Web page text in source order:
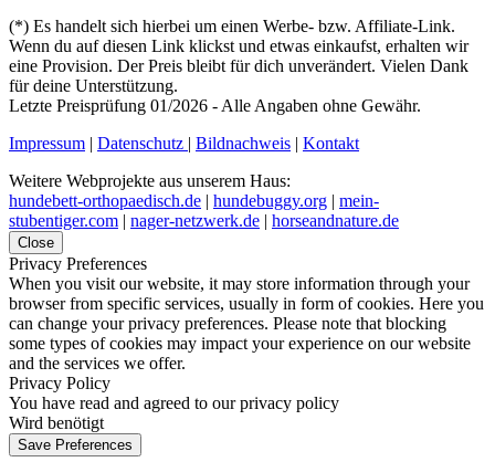
(*) Es handelt sich hierbei um einen Werbe- bzw. Affiliate-Link.
Wenn du auf diesen Link klickst und etwas einkaufst, erhalten wir
eine Provision. Der Preis bleibt für dich unverändert. Vielen Dank
für deine Unterstützung.
Letzte Preisprüfung 01/2026 - Alle Angaben ohne Gewähr.
Impressum | Datenschutz | Bildnachweis | Kontakt
Weitere Webprojekte aus unserem Haus:
hundebett-orthopaedisch.de | hundebuggy.org | mein-
stubentiger.com | nager-netzwerk.de | horseandnature.de
Close
Privacy Preferences
When you visit our website, it may store information through your
browser from specific services, usually in form of cookies. Here you
can change your privacy preferences. Please note that blocking
some types of cookies may impact your experience on our website
and the services we offer.
Privacy Policy
You have read and agreed to our privacy policy
Wird benötigt
Save Preferences